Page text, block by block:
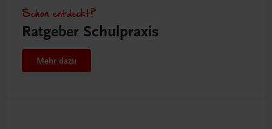
Schon entdeckt?
Ratgeber Schulpraxis
Mehr dazu